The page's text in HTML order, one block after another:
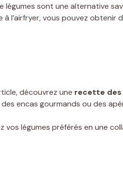
légumes sont une alternative
à l’airfryer, vous pouvez
découvrez une recette des
encas gourmands ou des
vos légumes préférés en une